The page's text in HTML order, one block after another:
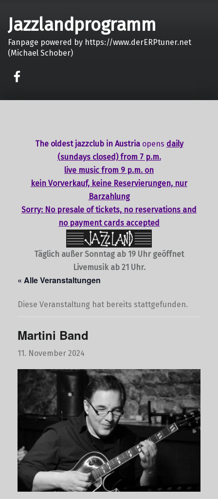
Jazzlandprogramm
Fanpage powered by https://www.derERPtuner.net
(Michael Schober)
The oldest jazzclub in Austria opens daily
(sundays closed) from 7 p.m.
live music from 9 p.m. on
kein Vorverkauf, keine Reservierungen, nur
Barzahlung
Sorry: No presale of tickets, no reservations and
no payment cards accepted
Täglich außer Sonntag ab 19 Uhr geöffnet
Livemusik ab 21 Uhr.
« Alle Veranstaltungen
Diese Veranstaltung hat bereits stattgefunden.
Martini Band
11. November 2024